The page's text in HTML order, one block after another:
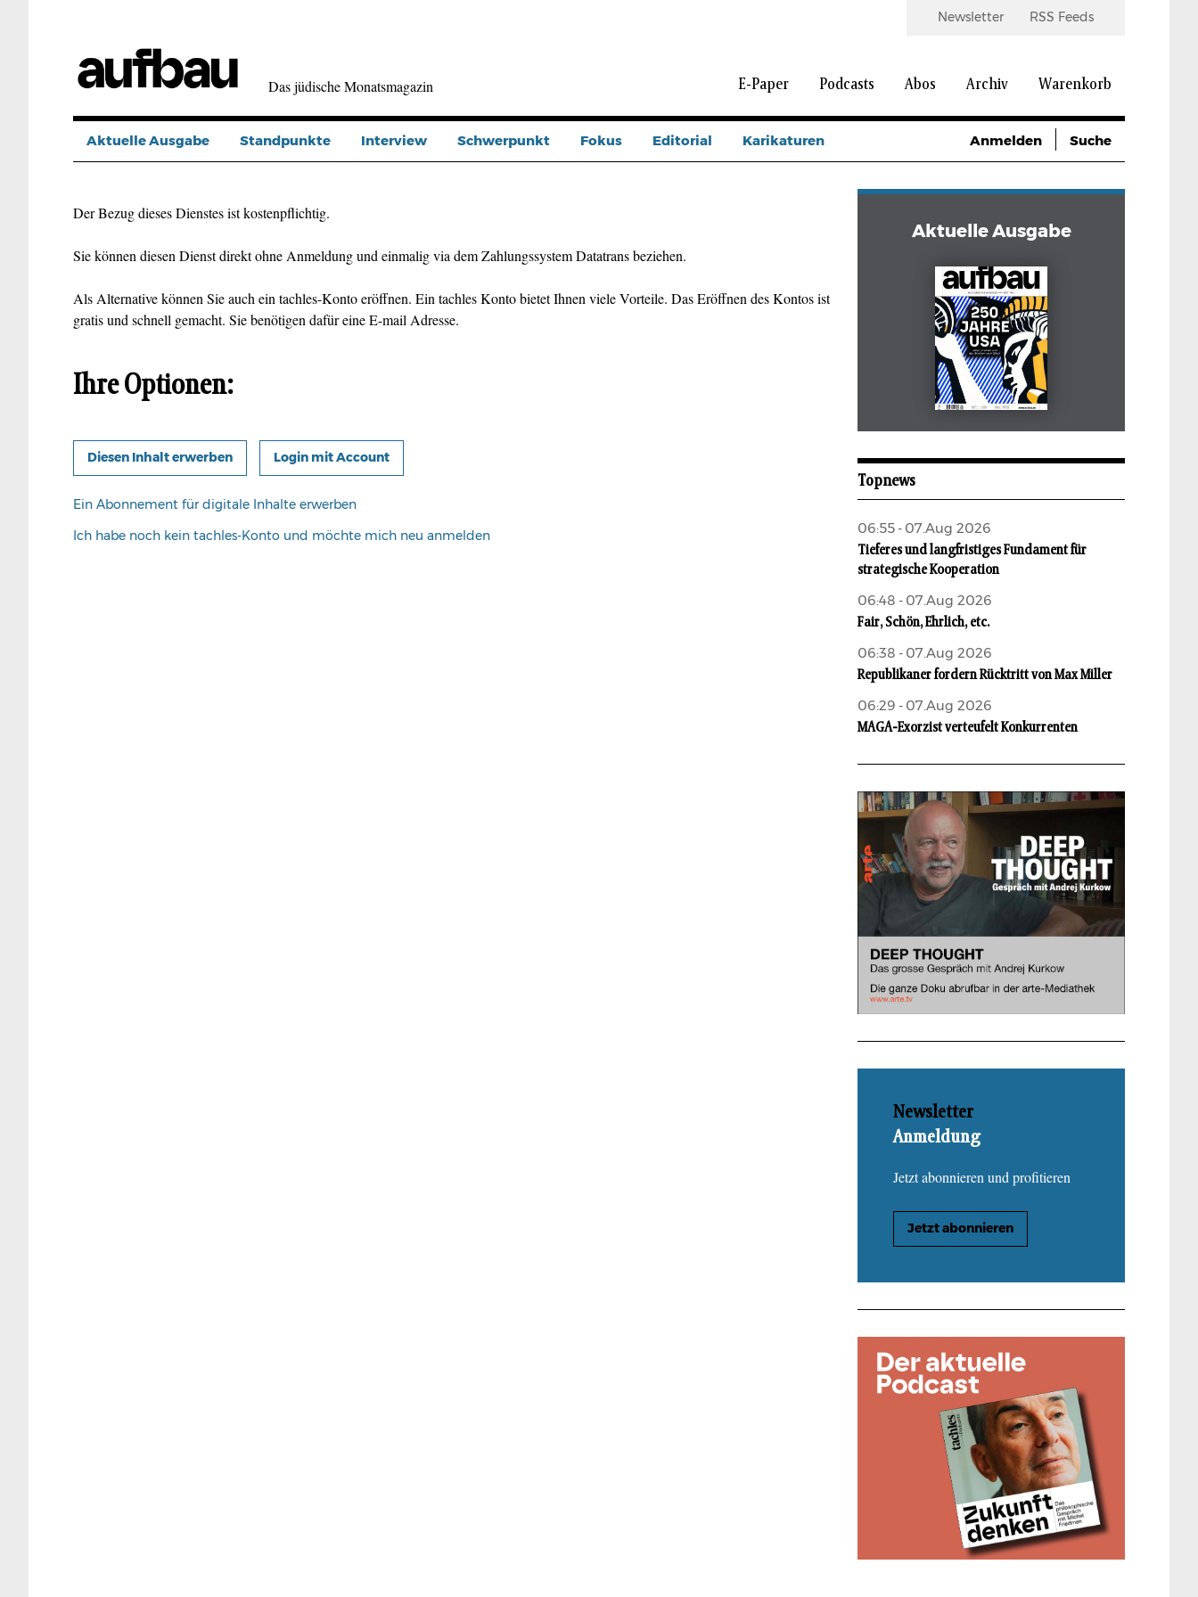
Das jüdische Monatsmagazin
Newsletter RSS Feeds
E-Paper Podcasts Abos Archiv Warenkorb
Aktuelle Ausgabe Standpunkte Interview Schwerpunkt Fokus Editorial Karikaturen Anmelden Suche
Der Bezug dieses Dienstes ist kostenpflichtig.
Sie können diesen Dienst direkt ohne Anmeldung und einmalig via dem Zahlungssystem Datatrans beziehen.
Als Alternative können Sie auch ein tachles-Konto eröffnen. Ein tachles Konto bietet Ihnen viele Vorteile. Das Eröffnen des Kontos ist
gratis und schnell gemacht. Sie benötigen dafür eine E-mail Adresse.
Ihre Optionen:
Login mit Account
Ein Abonnement für digitale Inhalte erwerben
Ich habe noch kein tachles-Konto und möchte mich neu anmelden
Aktuelle Ausgabe
Mai 2026
Topnews
06:55 - 07.Aug 2026
Tieferes und langfristiges Fundament für
strategische Kooperation
06:48 - 07.Aug 2026
Fair, Schön, Ehrlich, etc.
06:38 - 07.Aug 2026
Republikaner fordern Rücktritt von Max Miller
06:29 - 07.Aug 2026
MAGA-Exorzist verteufelt Konkurrenten
Newsletter
Anmeldung
Jetzt abonnieren und profitieren
Jetzt abonnieren